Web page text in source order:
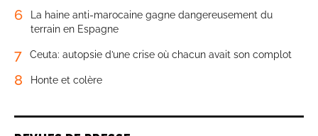
6
La haine anti-marocaine gagne dangereusement du
terrain en Espagne
7 Ceuta: autopsie d’une crise où chacun avait son complot
8 Honte et colère